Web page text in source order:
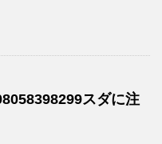
スダに注